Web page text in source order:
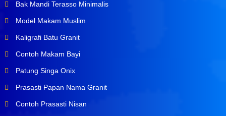
Bak Mandi Terasso Minimalis
Model Makam Muslim
Kaligrafi Batu Granit
Contoh Makam Bayi
Patung Singa Onix
Prasasti Papan Nama Granit
Contoh Prasasti Nisan